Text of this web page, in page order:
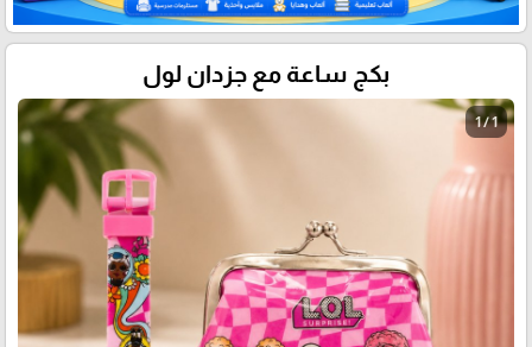
بكج ساعة مع جزدان لول
1 / 1